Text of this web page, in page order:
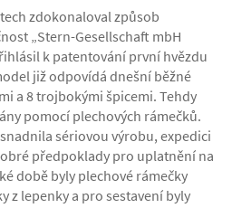
zdokonaloval způsob
„Stern-Gesellschaft mbH
k patentování první hvězdu
již odpovídá dnešní běžné
a 8 trojbokými špicemi. Tehdy
pomocí plechových rámečků.
sériovou výrobu, expedici
předpoklady pro uplatnění na
době byly plechové rámečky
z lepenky a pro sestavení byly